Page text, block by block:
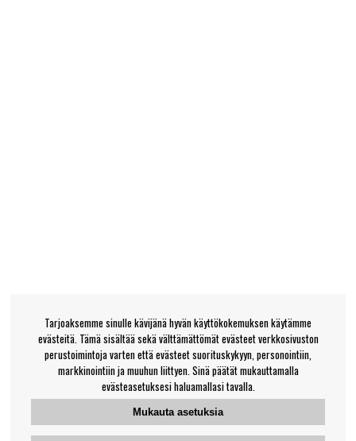
Tarjoaksemme sinulle kävijänä hyvän käyttökokemuksen käytämme
evästeitä. Tämä sisältää sekä välttämättömät evästeet verkkosivuston
perustoimintoja varten että evästeet suorituskykyyn, personointiin,
markkinointiin ja muuhun liittyen. Sinä päätät mukauttamalla
evästeasetuksesi haluamallasi tavalla.
Mukauta asetuksia